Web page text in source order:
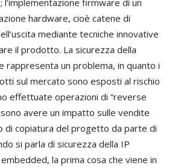
hardware, cioè catene di
mediante tecniche innovative
il prodotto. La sicurezza della
rappresenta un problema, in quanto i
sul mercato sono esposti al rischio
effettuate operazioni di “reverse
avere un impatto sulle vendite
di copiatura del progetto da parte di
si parla di sicurezza della IP
la prima cosa che viene in